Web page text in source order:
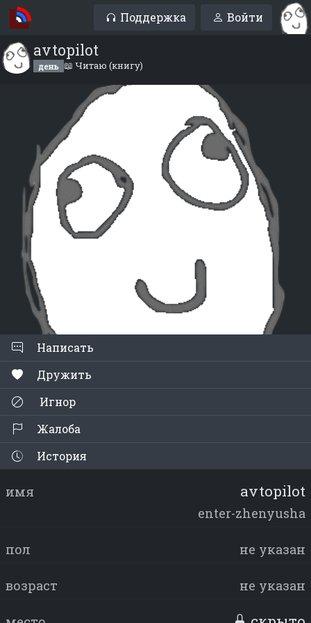
Поддержка Войти
avtopilot
день 📖 Читаю (книгу)
Написать
Дружить
Игнор
Жалоба
История
имя avtopilot
enter-zhenyusha
пол не указан
возраст не указан